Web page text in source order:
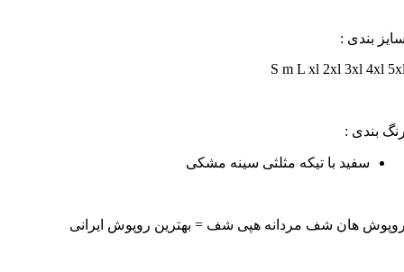
بندی :
S m L xl 2xl 3xl 4xl
بندی :
سفید با تیکه مثلثی سینه مشکی
هان شف مردانه هپی شف = بهترین روپوش ایرانی